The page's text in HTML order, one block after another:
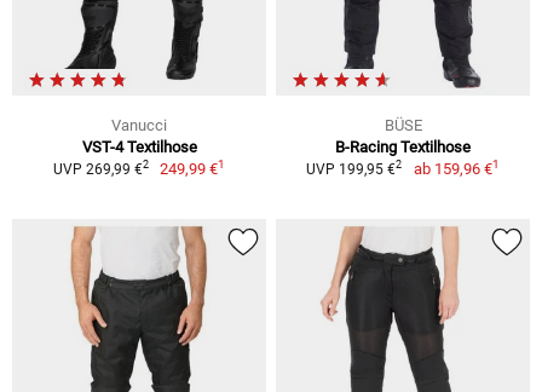
Vanucci
VST-4 Textilhose
UVP 269,99 €2 249,99 €1
BÜSE
B-Racing Textilhose
UVP 199,95 €2 ab 159,96 €1